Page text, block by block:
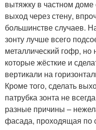
вытяжку в частном
выход через стену,
большинстве случаев.
зонту лучше всего
металлический гофр,
которые жёсткие и
вертикали на
Кроме того, сделать
патрубка зонта не
разные причины –
фасада, проходящая по